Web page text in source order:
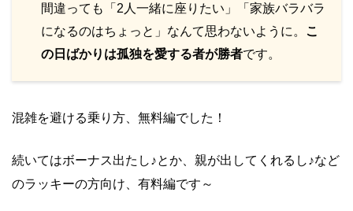
間違っても「2人一緒に座りたい」「家族バラバラ
になるのはちょっと」なんて思わないように。 こ
の日ばかりは孤独を愛する者が勝者です。
混雑を避ける乗り方、無料編でした！
続いてはボーナス出たし♪とか、親が出してくれるし♪など
のラッキーの方向け、有料編です～